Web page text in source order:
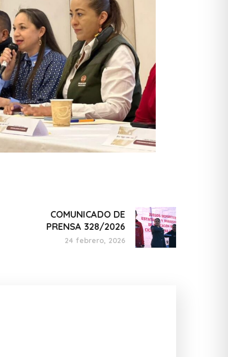
COMUNICADO DE
PRENSA 328/2026
24 febrero, 2026